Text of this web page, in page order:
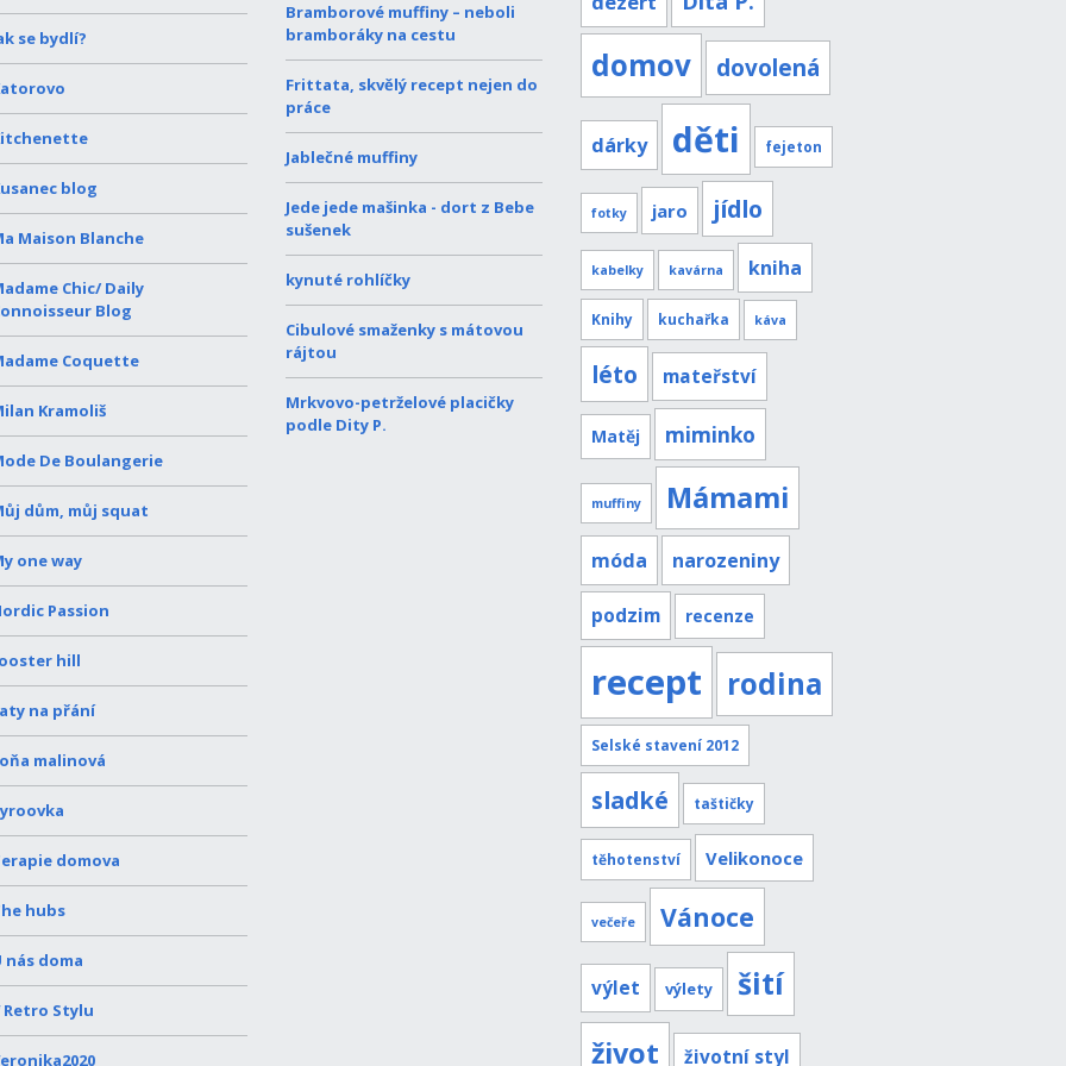
se bydlí?
blog
Maison Blanche
Chic/ Daily
Blog
Coquette
Kramoliš
De Boulangerie
dům, můj squat
one way
Passion
hill
na přání
malinová
domova
hubs
nás doma
Retro Stylu
Bramborové muffiny – neboli
bramboráky na cestu
Frittata, skvělý recept nejen do
práce
Jablečné muffiny
Jede jede mašinka - dort z Bebe
sušenek
kynuté rohlíčky
Cibulové smaženky s mátovou
rájtou
Mrkvovo-petrželové placičky
podle Dity P.
domov dovolená
dárky děti fejeton
fotky jaro jídlo
kabelky kavárna kniha
Knihy kuchařka káva
léto mateřství
Matěj miminko
muffiny Mámami
móda narozeniny
podzim recenze
recept rodina
Selské stavení 2012
sladké taštičky
těhotenství Velikonoce
večeře Vánoce
výlet výlety šití
život životní styl